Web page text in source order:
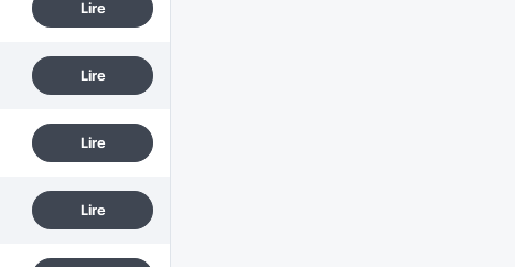
Lire
Lire
Lire
Lire